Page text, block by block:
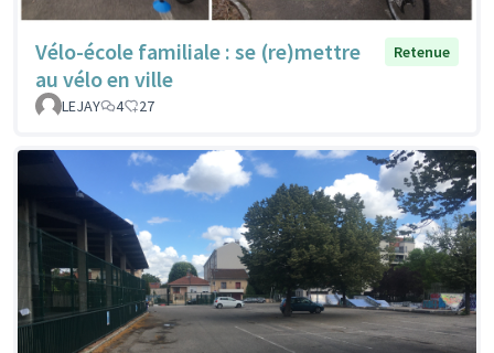
Vélo-école familiale : se (re)mettre
au vélo en ville
Retenue
LEJAY 4 27